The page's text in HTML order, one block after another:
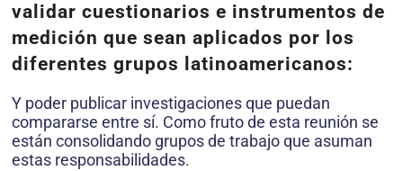
validar cuestionarios e instrumentos de
medición que sean aplicados por los
diferentes grupos latinoamericanos:
Y poder publicar investigaciones que puedan
compararse entre sí. Como fruto de esta reunión se
están consolidando grupos de trabajo que asuman
estas responsabilidades.